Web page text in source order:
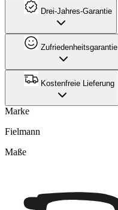
Drei-Jahres-Garantie
Zufriedenheitsgarantie
Kostenfreie Lieferung
Marke
Fielmann
Maße